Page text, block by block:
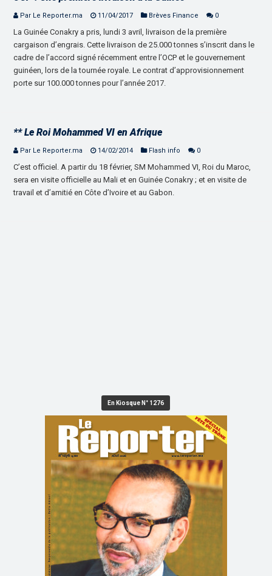
Par Le Reporter.ma 11/04/2017 Brèves Finance 0
La Guinée Conakry a pris, lundi 3 avril, livraison de la première
cargaison d’engrais. Cette livraison de 25.000 tonnes s’inscrit dans le
cadre de l’accord signé récemment entre l’OCP et le gouvernement
guinéen, lors de la tournée royale. Le contrat d’approvisionnement
porte sur 100.000 tonnes pour l’année 2017.
** Le Roi Mohammed VI en Afrique
Par Le Reporter.ma 14/02/2014 Flash info 0
C’est officiel. A partir du 18 février, SM Mohammed VI, Roi du Maroc,
sera en visite officielle au Mali et en Guinée Conakry ; et en visite de
travail et d’amitié en Côte d’Ivoire et au Gabon.
En Kiosque N° 1276